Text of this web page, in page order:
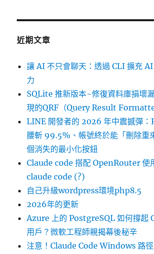
近期文章
讓 AI 不只會聊天：透過 CLI 擴充
力
SQLite 推新版本~修復資料庫損壞
現的QRF（Query Result
LINE 開發者的 2026 年中震撼彈
腰斬 99.5%、帳號終於能「刪除重
個消失的最小化按鈕
Claude code 搭配 OpenRouter 使
claude code (?)
自己升級wordpress環境php8.5
2026年的更新
Azure 上的 PostgreSQL 如何撐起
用戶？微軟工程師親揭幕後秘辛
注意！Claude Code Windows 路徑